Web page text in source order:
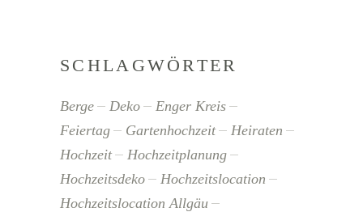
SCHLAGWÖRTER
Berge Deko
Enger Kreis
Feiertag
Gartenhochzeit
Heiraten
Hochzeit
Hochzeitplanung
Hochzeitsdeko
Hochzeitslocation
Hochzeitslocation Allgäu